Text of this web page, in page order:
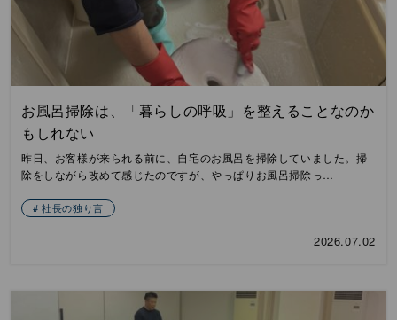
お風呂掃除は、「暮らしの呼吸」を整えることなのか
もしれない
昨日、お客様が来られる前に、自宅のお風呂を掃除していました。掃
除をしながら改めて感じたのですが、やっぱりお風呂掃除っ…
社長の独り言
2026.07.02